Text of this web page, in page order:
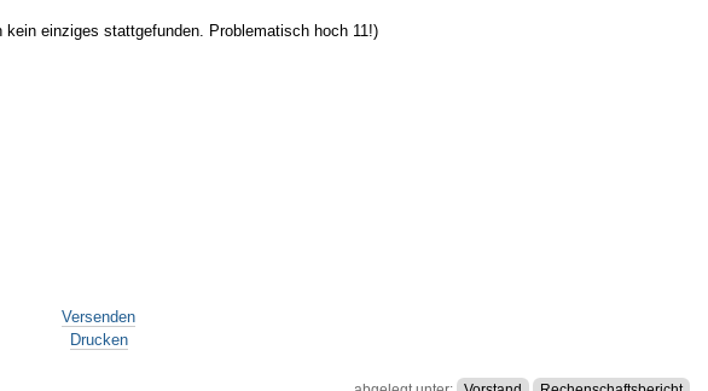
einziges stattgefunden. Problematisch hoch 11!)
Versenden
Drucken